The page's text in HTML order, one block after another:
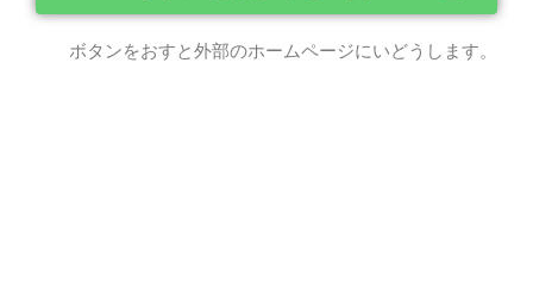
ボタンをおすと外部のホームページにいどうします。